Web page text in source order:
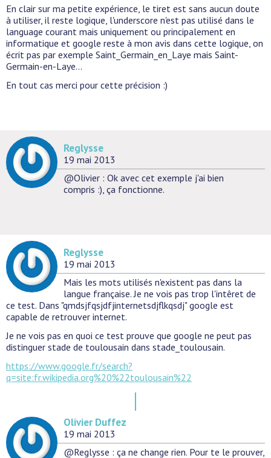
En clair sur ma petite expérience, le tiret est sans aucun doute
à utiliser, il reste logique, l'underscore n'est pas utilisé dans le
language courant mais uniquement ou principalement en
informatique et google reste à mon avis dans cette logique, on
écrit pas par exemple Saint_Germain_en_Laye mais Saint-
Germain-en-Laye...
En tout cas merci pour cette précision :)
Reglysse
19 mai 2013
@Olivier : Ok avec cet exemple j'ai bien
compris :), ça fonctionne.
Reglysse
19 mai 2013
Mais les mots utilisés n'existent pas dans la
langue française. Je ne vois pas trop l'intêret de
ce test. Dans "qmdsjfqsjdfjinternetsdjflkqsdj" google est
capable de retrouver internet.
Je ne vois pas en quoi ce test prouve que google ne peut pas
distinguer stade de toulousain dans stade_toulousain.
https://www.google.fr/search?
q=site:fr.wikipedia.org%20%22toulousain%22
Olivier Duffez
19 mai 2013
@Reglysse : ça ne change rien. Pour te le prouver,